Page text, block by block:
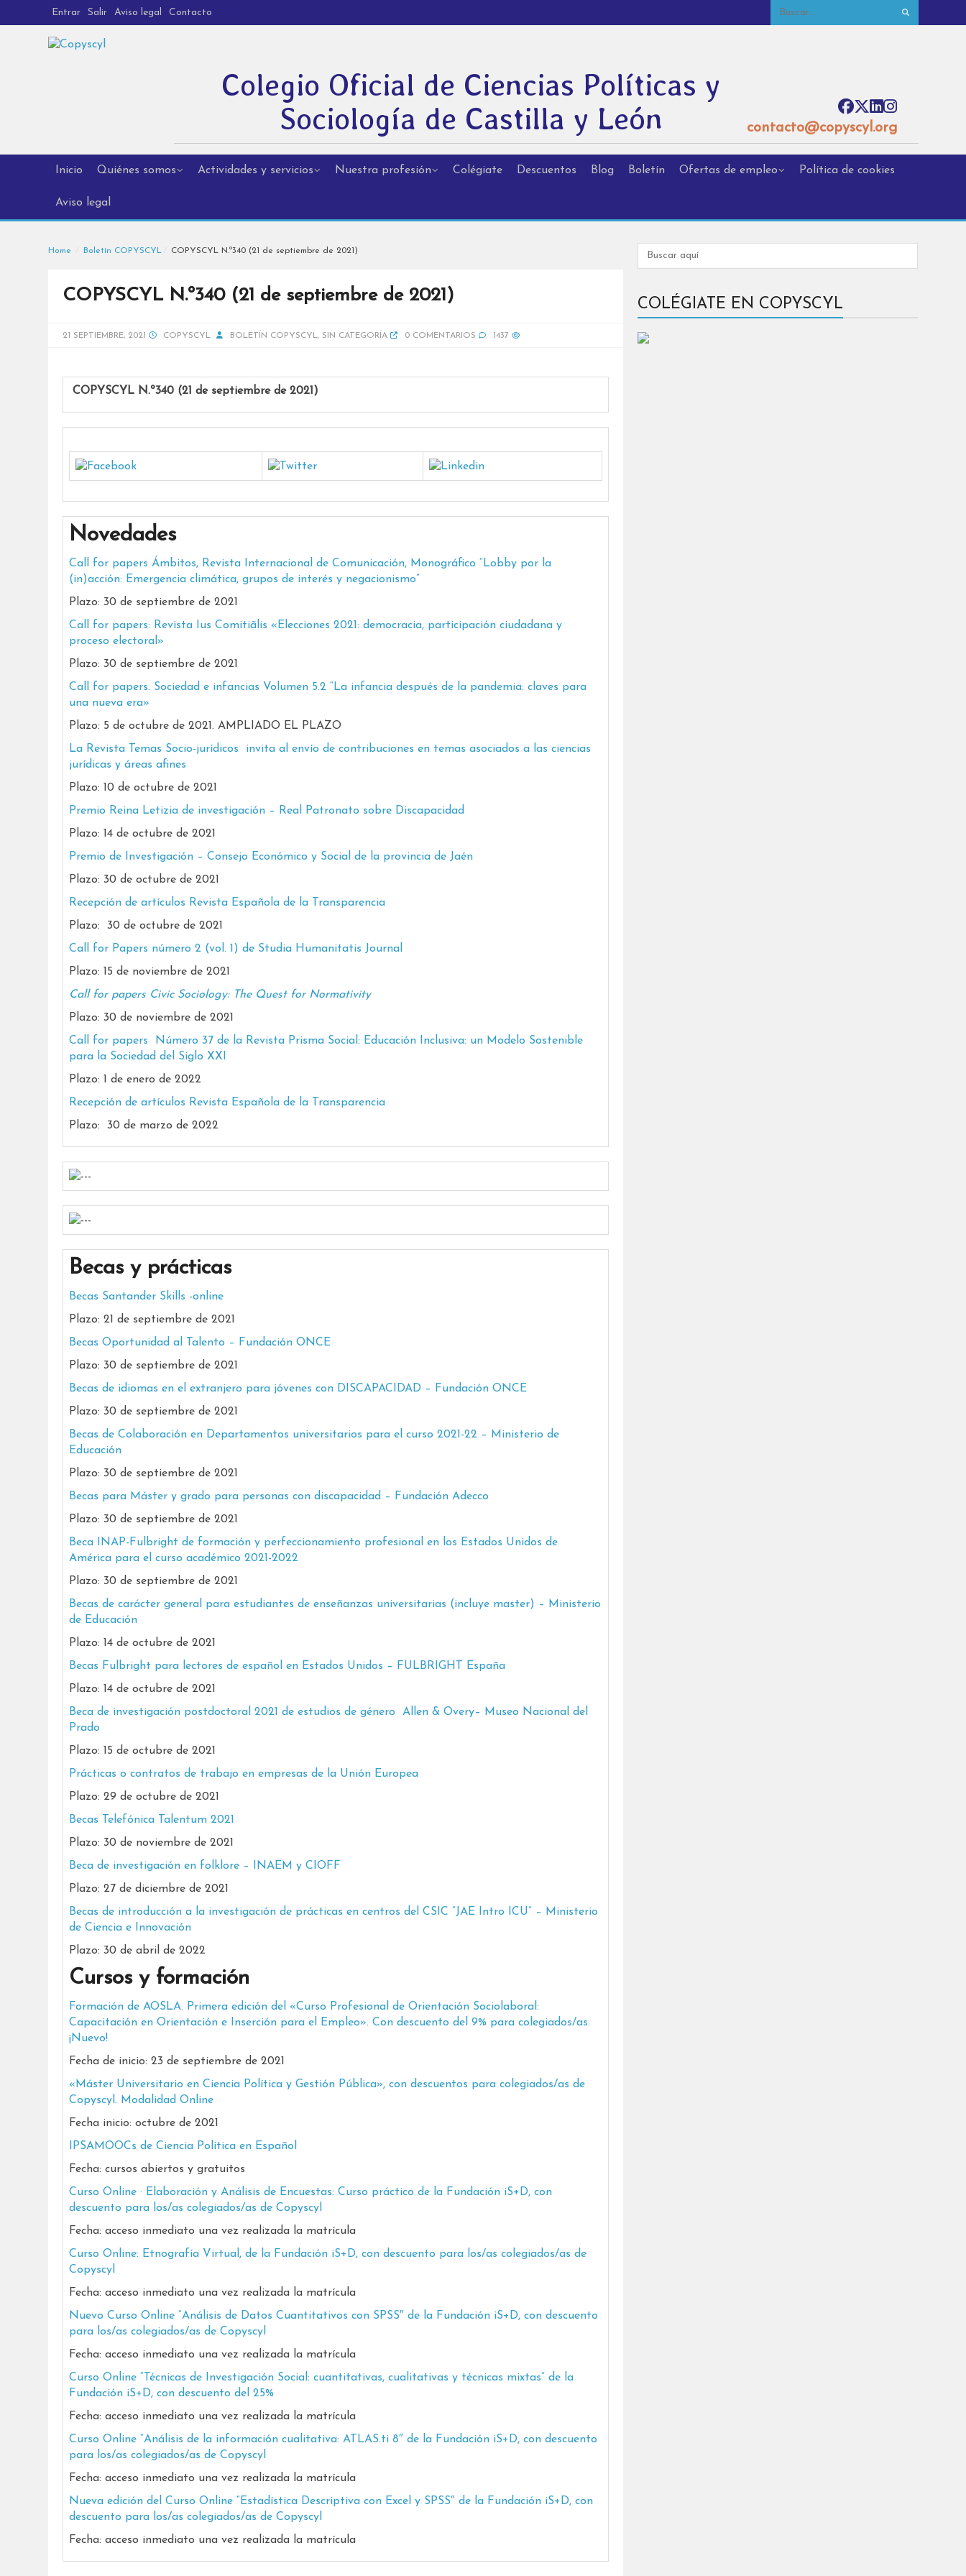
Entrar Salir Aviso legal Contacto
Colegio Oficial de Ciencias Políticas y
Sociología de Castilla y León
contacto@copyscyl.org
Inicio Quiénes somos Actividades y servicios Nuestra profesión Colégiate Descuentos Blog Boletín Ofertas de empleo Política de cookies
Aviso legal
Home Boletín COPYSCYL COPYSCYL N.º340 (21 de septiembre de 2021)
COPYSCYL N.º340 (21 de septiembre de 2021)
21 SEPTIEMBRE, 2021 COPYSCYL BOLETÍN COPYSCYL, SIN CATEGORÍA 0 COMENTARIOS 1437
COPYSCYL N.º340 (21 de septiembre de 2021)
Novedades
Call for papers Ámbitos, Revista Internacional de Comunicación, Monográfico “Lobby por la
(in)acción: Emergencia climática, grupos de interés y negacionismo”
Plazo: 30 de septiembre de 2021
Call for papers: Revista Ius Comitiãlis «Elecciones 2021: democracia, participación ciudadana y
proceso electoral»
Plazo: 30 de septiembre de 2021
Call for papers. Sociedad e infancias Volumen 5.2 “La infancia después de la pandemia: claves para
una nueva era»
Plazo: 5 de octubre de 2021. AMPLIADO EL PLAZO
La Revista Temas Socio-jurídicos invita al envío de contribuciones en temas asociados a las ciencias
jurídicas y áreas afines
Plazo: 10 de octubre de 2021
Premio Reina Letizia de investigación – Real Patronato sobre Discapacidad
Plazo: 14 de octubre de 2021
Premio de Investigación – Consejo Económico y Social de la provincia de Jaén
Plazo: 30 de octubre de 2021
Recepción de artículos Revista Española de la Transparencia
Plazo: 30 de octubre de 2021
Call for Papers número 2 (vol. 1) de Studia Humanitatis Journal
Plazo: 15 de noviembre de 2021
Call for papers Civic Sociology: The Quest for Normativity
Plazo: 30 de noviembre de 2021
Call for papers Número 37 de la Revista Prisma Social: Educación Inclusiva: un Modelo Sostenible
para la Sociedad del Siglo XXI
Plazo: 1 de enero de 2022
Recepción de artículos Revista Española de la Transparencia
Plazo: 30 de marzo de 2022
Becas y prácticas
Becas Santander Skills -online
Plazo: 21 de septiembre de 2021
Becas Oportunidad al Talento – Fundación ONCE
Plazo: 30 de septiembre de 2021
Becas de idiomas en el extranjero para jóvenes con DISCAPACIDAD – Fundación ONCE
Plazo: 30 de septiembre de 2021
Becas de Colaboración en Departamentos universitarios para el curso 2021-22 – Ministerio de
Educación
Plazo: 30 de septiembre de 2021
Becas para Máster y grado para personas con discapacidad – Fundación Adecco
Plazo: 30 de septiembre de 2021
Beca INAP-Fulbright de formación y perfeccionamiento profesional en los Estados Unidos de
América para el curso académico 2021-2022
Plazo: 30 de septiembre de 2021
Becas de carácter general para estudiantes de enseñanzas universitarias (incluye master) – Ministerio
de Educación
Plazo: 14 de octubre de 2021
Becas Fulbright para lectores de español en Estados Unidos – FULBRIGHT España
Plazo: 14 de octubre de 2021
Beca de investigación postdoctoral 2021 de estudios de género Allen & Overy– Museo Nacional del
Prado
Plazo: 15 de octubre de 2021
Prácticas o contratos de trabajo en empresas de la Unión Europea
Plazo: 29 de octubre de 2021
Becas Telefónica Talentum 2021
Plazo: 30 de noviembre de 2021
Beca de investigación en folklore – INAEM y CIOFF
Plazo: 27 de diciembre de 2021
Becas de introducción a la investigación de prácticas en centros del CSIC “JAE Intro ICU” – Ministerio
de Ciencia e Innovación
Plazo: 30 de abril de 2022
Cursos y formación
Formación de AOSLA. Primera edición del «Curso Profesional de Orientación Sociolaboral:
Capacitación en Orientación e Inserción para el Empleo». Con descuento del 9% para colegiados/as.
¡Nuevo!
Fecha de inicio: 23 de septiembre de 2021
«Máster Universitario en Ciencia Política y Gestión Pública», con descuentos para colegiados/as de
Copyscyl. Modalidad Online
Fecha inicio: octubre de 2021
IPSAMOOCs de Ciencia Política en Español
Fecha: cursos abiertos y gratuitos
Curso Online · Elaboración y Análisis de Encuestas: Curso práctico de la Fundación iS+D, con
descuento para los/as colegiados/as de Copyscyl
Fecha: acceso inmediato una vez realizada la matrícula
Curso Online: Etnografía Virtual, de la Fundación iS+D, con descuento para los/as colegiados/as de
Copyscyl
Fecha: acceso inmediato una vez realizada la matrícula
Nuevo Curso Online “Análisis de Datos Cuantitativos con SPSS″ de la Fundación iS+D, con descuento
para los/as colegiados/as de Copyscyl
Fecha: acceso inmediato una vez realizada la matrícula
Curso Online “Técnicas de Investigación Social: cuantitativas, cualitativas y técnicas mixtas” de la
Fundación iS+D, con descuento del 25%
Fecha: acceso inmediato una vez realizada la matrícula
Curso Online “Análisis de la información cualitativa: ATLAS.ti 8″ de la Fundación iS+D, con descuento
para los/as colegiados/as de Copyscyl
Fecha: acceso inmediato una vez realizada la matrícula
Nueva edición del Curso Online “Estadística Descriptiva con Excel y SPSS″ de la Fundación iS+D, con
descuento para los/as colegiados/as de Copyscyl
Fecha: acceso inmediato una vez realizada la matrícula
COLÉGIATE EN COPYSCYL